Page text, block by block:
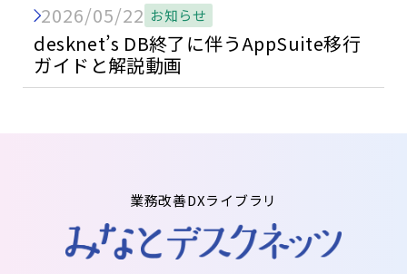
2026/05/22 お知らせ
desknet’s DB終了に伴うAppSuite移行
ガイドと解説動画
業務改善DXライブラリ